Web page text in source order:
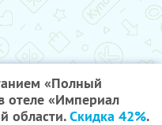
«Полный
отеле «Империал
области.Скидка 42%.